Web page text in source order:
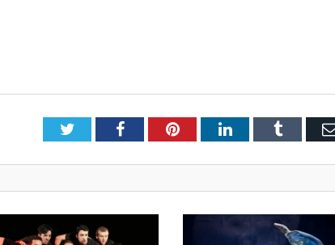
TwitterFacebookPinterestLinkedInTumblr